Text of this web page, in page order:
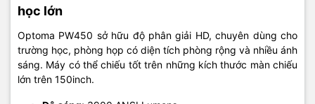
học lớn
Optoma PW450 sở hữu độ phân giải HD, chuyên dùng cho
trường học, phòng họp có diện tích phòng rộng và nhiều ánh
sáng. Máy có thể chiếu tốt trên những kích thước màn chiếu
lớn trên 150inch.